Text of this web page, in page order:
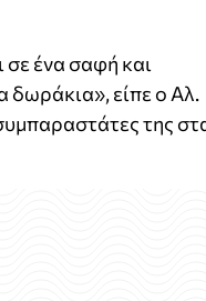
σε ένα σαφή και
δωράκια», είπε ο Αλ.
της